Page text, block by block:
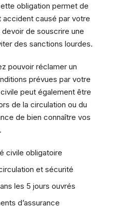
obligation permet de
causé par votre
de souscrire une
des sanctions lourdes.
pouvoir réclamer un
prévues par votre
peut également être
de la circulation ou du
de bien connaître vos
civile obligatoire
et sécurité
les 5 jours ouvrés
d’assurance